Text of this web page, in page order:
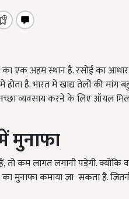
एक अहम स्थान है. रसोई का
है. भारत में खाद्य तेलों की
व्यवसाय करने के लिए ऑयल
मुनाफा
तो कम लागत लगानी पड़ेगी.
मुनाफा कमाया जा सकता है.